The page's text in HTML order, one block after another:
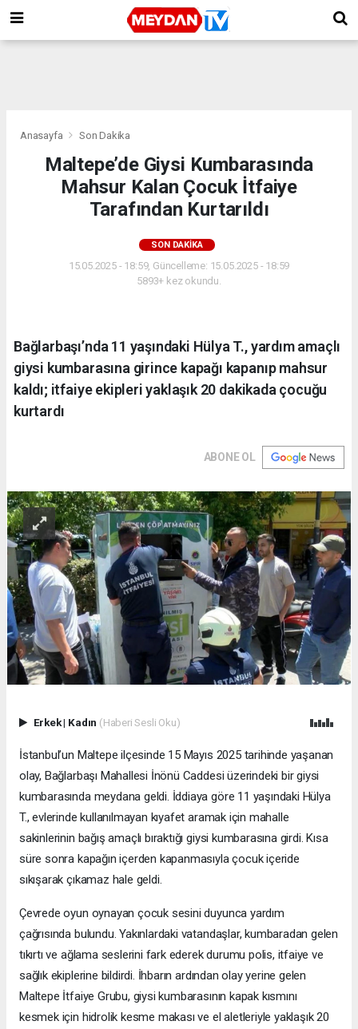
Anasayfa Son Dakika
Maltepe’de Giysi Kumbarasında
Mahsur Kalan Çocuk İtfaiye
Tarafından Kurtarıldı
SON DAKIKA
15.05.2025 - 18:59, Güncelleme: 15.05.2025 - 18:59
5893+ kez okundu.
Bağlarbaşı’nda 11 yaşındaki Hülya T., yardım amaçlı
giysi kumbarasına girince kapağı kapanıp mahsur
kaldı; itfaiye ekipleri yaklaşık 20 dakikada çocuğu
kurtardı
ABONE OL
Erkek| Kadın (Haberi Sesli Oku)
İstanbul’un Maltepe ilçesinde 15 Mayıs 2025 tarihinde yaşanan
olay, Bağlarbaşı Mahallesi İnönü Caddesi üzerindeki bir giysi
kumbarasında meydana geldi. İddiaya göre 11 yaşındaki Hülya
T., evlerinde kullanılmayan kıyafet aramak için mahalle
sakinlerinin bağış amaçlı bıraktığı giysi kumbarasına girdi. Kısa
süre sonra kapağın içerden kapanmasıyla çocuk içeride
sıkışarak çıkamaz hale geldi.
Çevrede oyun oynayan çocuk sesini duyunca yardım
çağrısında bulundu. Yakınlardaki vatandaşlar, kumbaradan gelen
tıkırtı ve ağlama seslerini fark ederek durumu polis, itfaiye ve
sağlık ekiplerine bildirdi. İhbarın ardından olay yerine gelen
Maltepe İtfaiye Grubu, giysi kumbarasının kapak kısmını
kesmek için hidrolik kesme makası ve el aletleriyle yaklaşık 20